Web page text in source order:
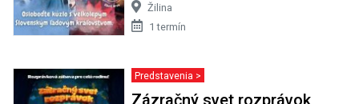
Žilina
1 termín
Predstavenia >